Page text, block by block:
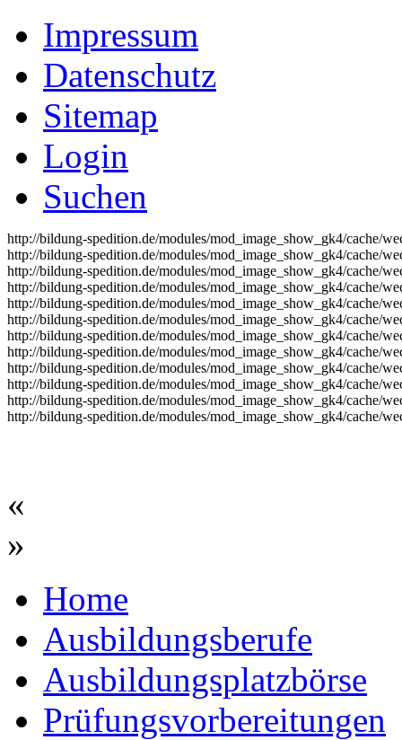
Impressum
Datenschutz
Sitemap
Login
Suchen
http://bildung-spedition.de/modules/mod_image_show_gk4/cache/
http://bildung-spedition.de/modules/mod_image_show_gk4/cache/
http://bildung-spedition.de/modules/mod_image_show_gk4/cache/
http://bildung-spedition.de/modules/mod_image_show_gk4/cache/
http://bildung-spedition.de/modules/mod_image_show_gk4/cache/
http://bildung-spedition.de/modules/mod_image_show_gk4/cache/
http://bildung-spedition.de/modules/mod_image_show_gk4/cache/
http://bildung-spedition.de/modules/mod_image_show_gk4/cache/
http://bildung-spedition.de/modules/mod_image_show_gk4/cache/
http://bildung-spedition.de/modules/mod_image_show_gk4/cache/
http://bildung-spedition.de/modules/mod_image_show_gk4/cache/
http://bildung-spedition.de/modules/mod_image_show_gk4/cache/
«
»
Home
Ausbildungsberufe
Ausbildungsplatzbörse
Prüfungsvorbereitungen